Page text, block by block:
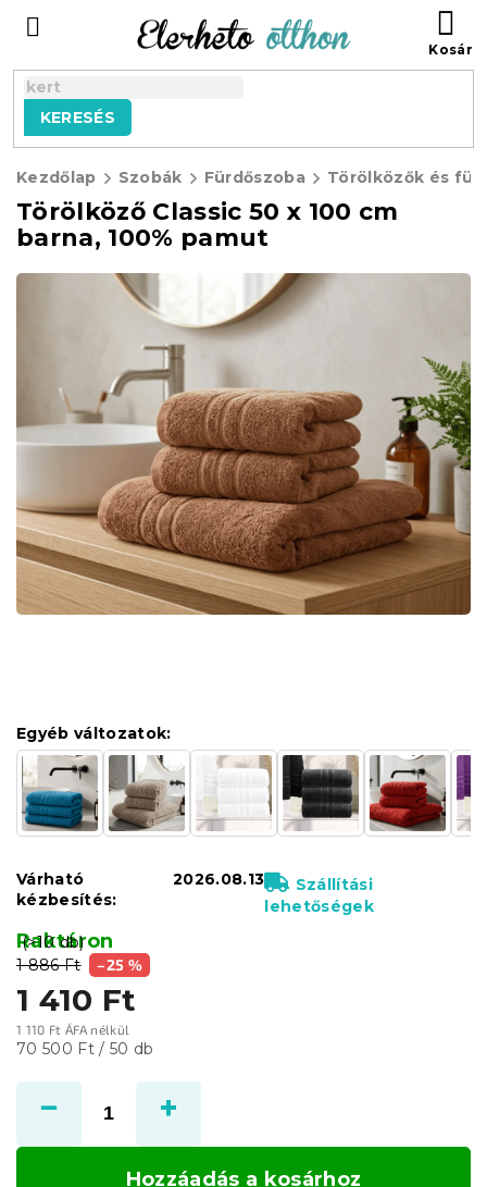
tartalomhoz
KERESÉS
Kezdőlap Szobák Fürdőszoba Törölközők és
Törölköző Classic 50 x 100 cm
barna, 100% pamut
1 886 Ft –25 %
1 410 Ft
1 110 Ft ÁFA nélkül
Egységár:
70 500 Ft / 50 db
Raktáron
(>10 db)
Egyéb változatok:
Várható
kézbesítés:
2026.08.13
Szállítási
lehetőségek
Hozzáadás a kosárhoz